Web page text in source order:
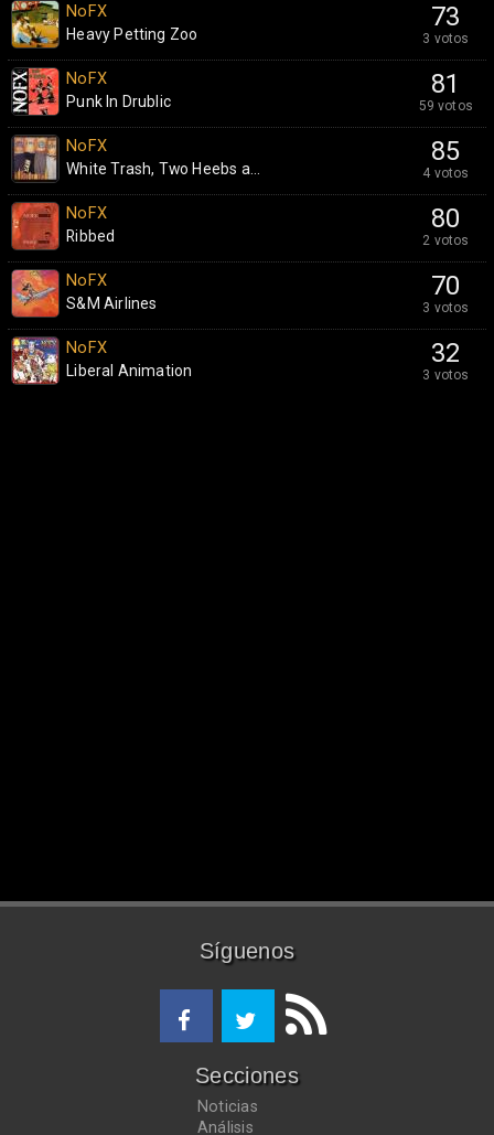
73
3 votos
NoFX
Heavy Petting Zoo
81
59 votos
NoFX
Punk In Drublic
85
4 votos
NoFX
White Trash, Two Heebs a...
80
2 votos
NoFX
Ribbed
70
3 votos
NoFX
S&M Airlines
32
3 votos
NoFX
Liberal Animation
Síguenos
Secciones
Noticias
Análisis